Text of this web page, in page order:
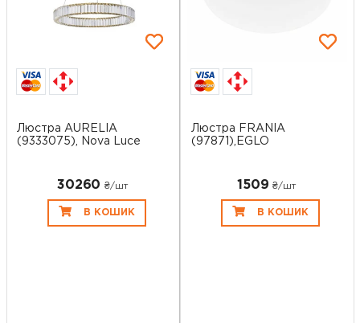
Люстра AURELIA
(9333075), Nova Luce
30260 ₴/шт
В КОШИК
Люстра FRANIA
(97871),EGLO
1509 ₴/шт
В КОШИК